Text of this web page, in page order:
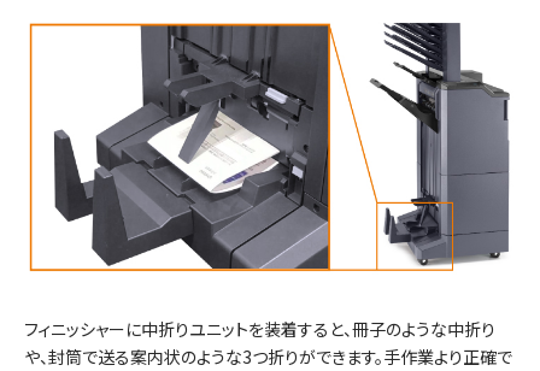
フィニッシャーに中折りユニットを装着すると、冊子のような中折り
や、封筒で送る案内状のような3つ折りができます。手作業より正確で